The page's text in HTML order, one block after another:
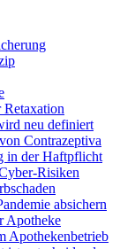
neu definiert
Contrazeptiva
in der Haftpflicht
Risiken
absichern
Apotheke
Apothekenbetrieb